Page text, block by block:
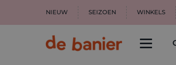
NIEUW SEIZOEN WINKELS